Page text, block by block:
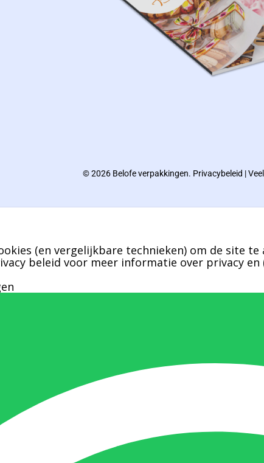
© 2026 Belofe verpakkingen. Privacybeleid |
(en vergelijkbare technieken) om de site
beleid voor meer informatie over privacy en